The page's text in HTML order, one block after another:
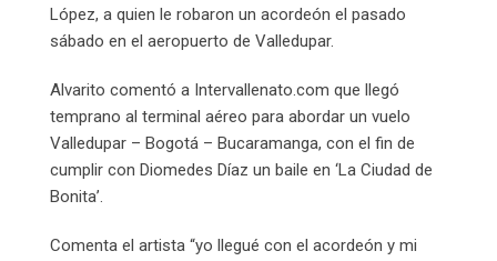
López, a quien le robaron un acordeón el pasado
sábado en el aeropuerto de Valledupar.
Alvarito comentó a Intervallenato.com que llegó
temprano al terminal aéreo para abordar un vuelo
Valledupar – Bogotá – Bucaramanga, con el fin de
cumplir con Diomedes Díaz un baile en ‘La Ciudad de
Bonita’.
Comenta el artista “yo llegué con el acordeón y mi